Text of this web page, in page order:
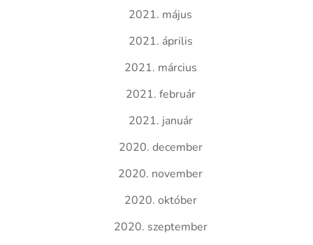
2021. május
2021. április
2021. március
2021. február
2021. január
2020. december
2020. november
2020. október
2020. szeptember